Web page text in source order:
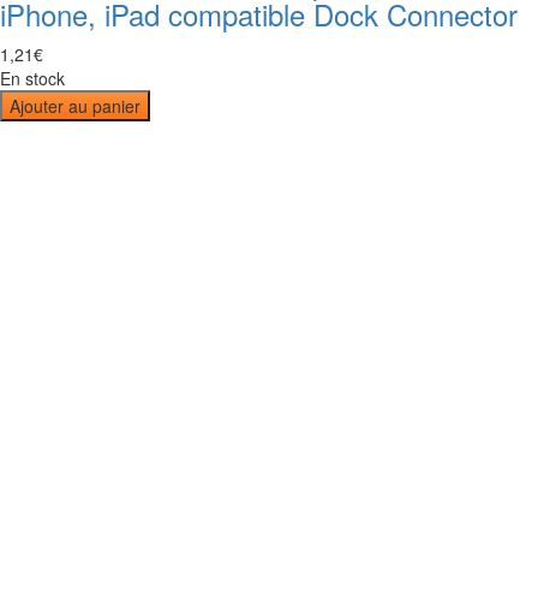
iPhone, iPad compatible Dock Connector
1 ,21€
En stock
Ajouter au panier